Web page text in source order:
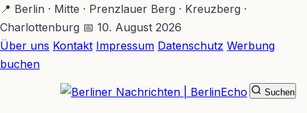
Zum
Hauptinhalt
springen
📍 Berlin · Mitte · Prenzlauer Berg · Kreuzberg ·
Charlottenburg 📅 10. August 2026
Über uns Kontakt Impressum Datenschutz Werbung
buchen
Suchen